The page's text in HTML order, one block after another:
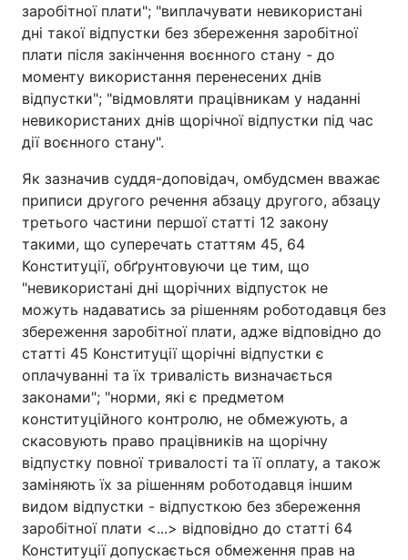
заробітної плати"; "виплачувати невикористані
дні такої відпустки без збереження заробітної
плати після закінчення воєнного стану - до
моменту використання перенесених днів
відпустки"; "відмовляти працівникам у наданні
невикористаних днів щорічної відпустки під час
дії воєнного стану".
Як зазначив суддя-доповідач, омбудсмен вважає
приписи другого речення абзацу другого, абзацу
третього частини першої статті 12 закону
такими, що суперечать статтям 45, 64
Конституції, обґрунтовуючи це тим, що
"невикористані дні щорічних відпусток не
можуть надаватись за рішенням роботодавця без
збереження заробітної плати, адже відповідно до
статті 45 Конституції щорічні відпустки є
оплачуванні та їх тривалість визначається
законами"; "норми, які є предметом
конституційного контролю, не обмежують, а
скасовують право працівників на щорічну
відпустку повної тривалості та її оплату, а також
заміняють їх за рішенням роботодавця іншим
видом відпустки - відпусткою без збереження
заробітної плати <...> відповідно до статті 64
Конституції допускається обмеження прав на